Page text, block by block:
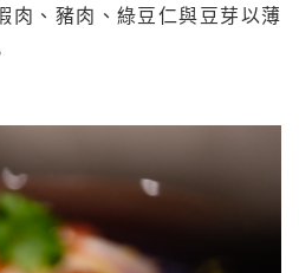
肉、豬肉、綠豆仁與豆芽以薄